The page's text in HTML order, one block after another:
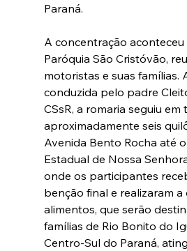
Paraná.
A concentração aconteceu
Paróquia São Cristóvão,
motoristas e suas famílias.
conduzida pelo padre
CSsR, a romaria seguiu em
aproximadamente seis
Avenida Bento Rocha até
Estadual de Nossa
onde os participantes
benção final e realizaram
alimentos, que serão
famílias de Rio Bonito do
Centro-Sul do Paraná,